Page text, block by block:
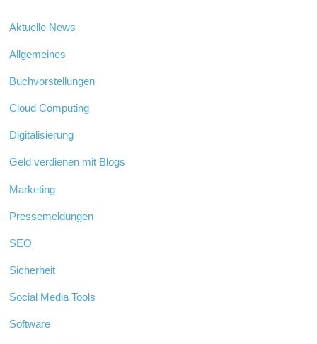
Aktuelle News
Allgemeines
Buchvorstellungen
Cloud Computing
Digitalisierung
Geld verdienen mit Blogs
Marketing
Pressemeldungen
SEO
Sicherheit
Social Media Tools
Software